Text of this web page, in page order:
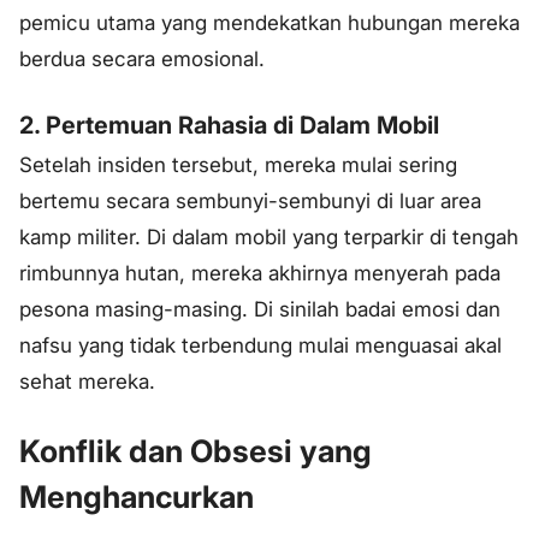
pemicu utama yang mendekatkan hubungan mereka
berdua secara emosional.
2. Pertemuan Rahasia di Dalam Mobil
Setelah insiden tersebut, mereka mulai sering
bertemu secara sembunyi-sembunyi di luar area
kamp militer. Di dalam mobil yang terparkir di tengah
rimbunnya hutan, mereka akhirnya menyerah pada
pesona masing-masing. Di sinilah badai emosi dan
nafsu yang tidak terbendung mulai menguasai akal
sehat mereka.
Konflik dan Obsesi yang
Menghancurkan